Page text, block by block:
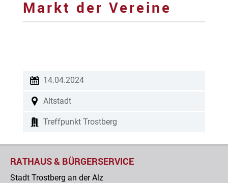
Markt der Vereine
14.04.2024
Altstadt
Treffpunkt Trostberg
RATHAUS & BÜRGERSERVICE
Stadt Trostberg an der Alz